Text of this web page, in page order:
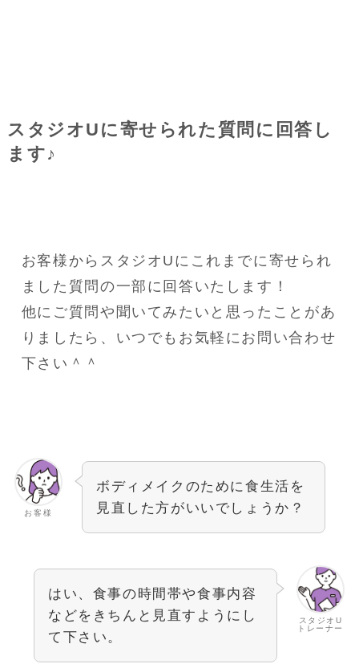
スタジオUに寄せられた質問に回答し
ます♪
お客様からスタジオUにこれまでに寄せられ
ました質問の一部に回答いたします！
他にご質問や聞いてみたいと思ったことがあ
りましたら、いつでもお気軽にお問い合わせ
下さい＾＾
お客様
ボディメイクのために食生活を
見直した方がいいでしょうか？
スタジオU
トレーナー
はい、食事の時間帯や食事内容
などをきちんと見直すようにし
て下さい。